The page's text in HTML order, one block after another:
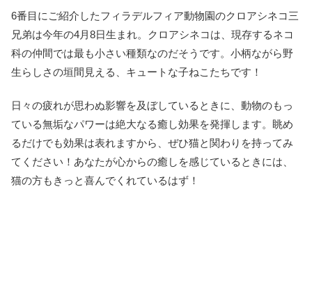
6番目にご紹介したフィラデルフィア動物園のクロアシネコ三
兄弟は今年の4月8日生まれ。クロアシネコは、現存するネコ
科の仲間では最も小さい種類なのだそうです。小柄ながら野
生らしさの垣間見える、キュートな子ねこたちです！
日々の疲れが思わぬ影響を及ぼしているときに、動物のもっ
ている無垢なパワーは絶大なる癒し効果を発揮します。眺め
るだけでも効果は表れますから、ぜひ猫と関わりを持ってみ
てください！あなたが心からの癒しを感じているときには、
猫の方もきっと喜んでくれているはず！